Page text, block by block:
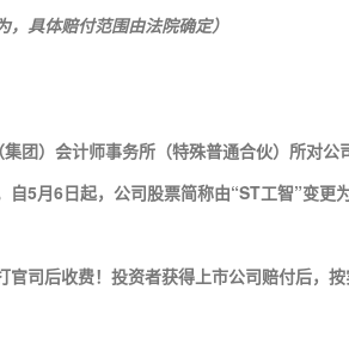
，具体赔付范围由法院确定）
团）会计师事务所（特殊普通合伙）所对
5月6日起，公司股票简称由“ST工智”变更为
后收费！投资者获得上市公司赔付后，按